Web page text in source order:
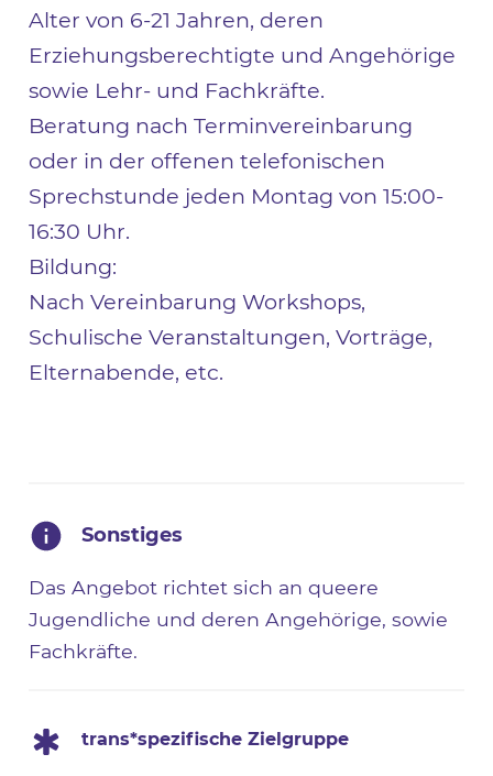
Alter von 6-21 Jahren, deren
Erziehungsberechtigte und Angehörige
sowie Lehr- und Fachkräfte.
Beratung nach Terminvereinbarung
oder in der offenen telefonischen
Sprechstunde jeden Montag von 15:00-
16:30 Uhr.
Bildung:
Nach Vereinbarung Workshops,
Schulische Veranstaltungen, Vorträge,
Elternabende, etc.
Sonstiges
Das Angebot richtet sich an queere
Jugendliche und deren Angehörige, sowie
Fachkräfte.
trans*spezifische Zielgruppe